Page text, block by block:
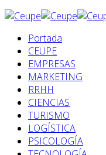
Portada
CEUPE
EMPRESAS
MARKETING
RRHH
CIENCIAS
TURISMO
LOGÍSTICA
PSICOLOGÍA